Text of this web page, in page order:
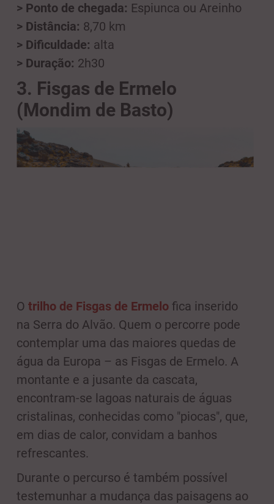
> Ponto de chegada: Espiunca ou Areinho
> Distância: 8,70 km
> Dificuldade: alta
> Duração: 2h30
3. Fisgas de Ermelo
(Mondim de Basto)
O trilho de Fisgas de Ermelo fica inserido
na Serra do Alvão. Quem o percorre pode
contemplar uma das maiores quedas de
água da Europa – as Fisgas de Ermelo. A
montante e a jusante da cascata,
encontram-se lagoas naturais de águas
cristalinas, conhecidas como "piocas", que,
em dias de calor, convidam a banhos
refrescantes.
Durante o percurso é também possível
testemunhar a mudança das paisagens ao